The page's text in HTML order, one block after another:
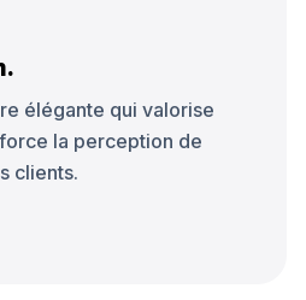
élégante qui valorise
la perception de
clients.